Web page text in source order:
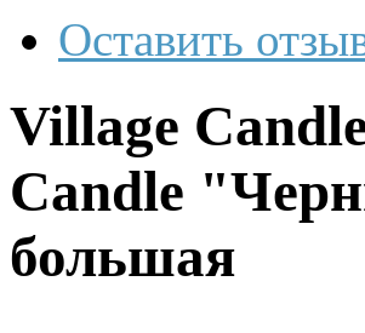
Оставить
Village
Candle
большая